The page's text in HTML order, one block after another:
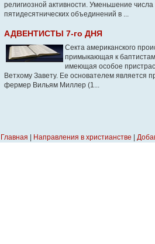
религиозной активности. Уменьшение числа
пятидесятнических объединений в ...
АДВЕНТИСТЫ 7-го ДНЯ
Секта американского
примыкающая к
имеющая особое
Ветхому Завету. Ее основателем является
фермер Вильям Миллер (1...
Главная Направления в христианстве